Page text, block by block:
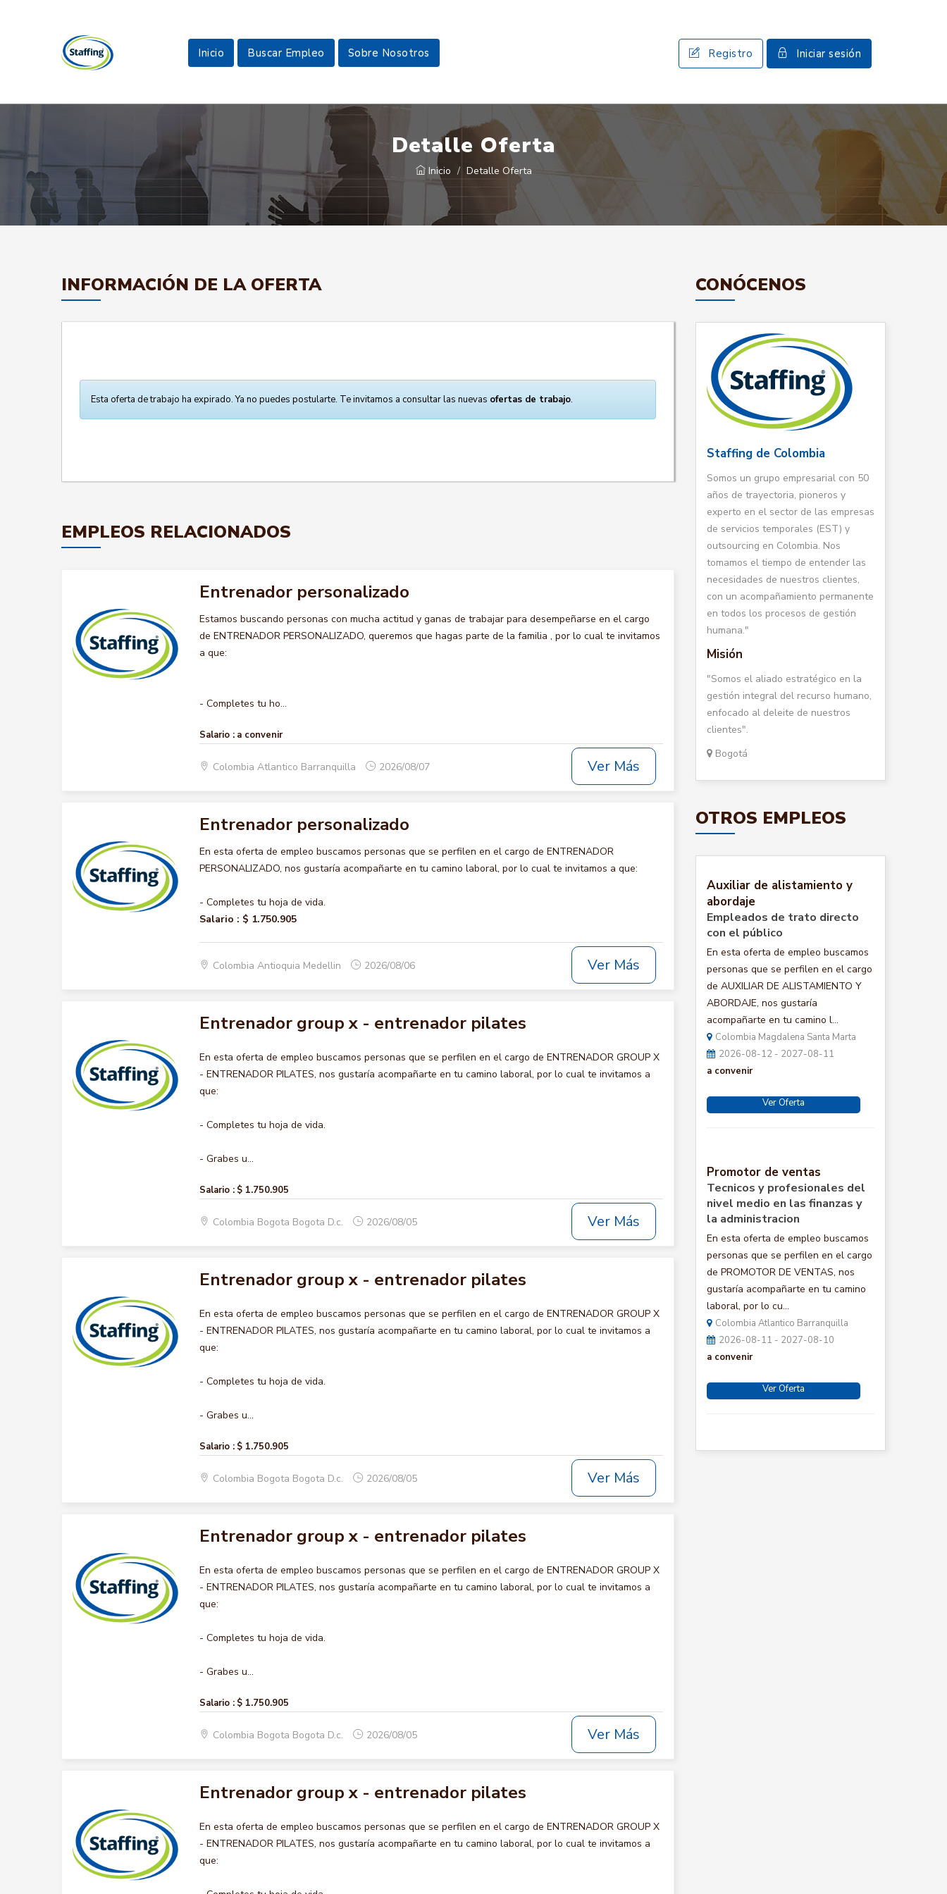
Inicio Buscar Empleo Sobre Nosotros Registro Iniciar sesión
Detalle Oferta
Inicio Detalle Oferta
INFORMACIÓN DE LA OFERTA
Esta oferta de trabajo ha expirado. Ya no puedes postularte. Te invitamos a consultar las nuevas ofertas de trabajo.
EMPLEOS RELACIONADOS
Entrenador personalizado
Estamos buscando personas con mucha actitud y ganas de trabajar para desempeñarse en el cargo
de ENTRENADOR PERSONALIZADO, queremos que hagas parte de la familia , por lo cual te invitamos
a que:
- Completes tu ho...
Salario : a convenir
Colombia Atlantico Barranquilla 2026/08/07 Ver Más
Entrenador personalizado
En esta oferta de empleo buscamos personas que se perfilen en el cargo de ENTRENADOR
PERSONALIZADO, nos gustaría acompañarte en tu camino laboral, por lo cual te invitamos a que:
- Completes tu hoja de vida.
Salario : $ 1.750.905
Colombia Antioquia Medellin 2026/08/06 Ver Más
Entrenador group x - entrenador pilates
En esta oferta de empleo buscamos personas que se perfilen en el cargo de ENTRENADOR GROUP X
- ENTRENADOR PILATES, nos gustaría acompañarte en tu camino laboral, por lo cual te invitamos a
que:
- Completes tu hoja de vida.
- Grabes u...
Salario : $ 1.750.905
Colombia Bogota Bogota D.c. 2026/08/05 Ver Más
Entrenador group x - entrenador pilates
En esta oferta de empleo buscamos personas que se perfilen en el cargo de ENTRENADOR GROUP X
- ENTRENADOR PILATES, nos gustaría acompañarte en tu camino laboral, por lo cual te invitamos a
que:
- Completes tu hoja de vida.
- Grabes u...
Salario : $ 1.750.905
Colombia Bogota Bogota D.c. 2026/08/05 Ver Más
Entrenador group x - entrenador pilates
En esta oferta de empleo buscamos personas que se perfilen en el cargo de ENTRENADOR GROUP X
- ENTRENADOR PILATES, nos gustaría acompañarte en tu camino laboral, por lo cual te invitamos a
que:
- Completes tu hoja de vida.
- Grabes u...
Salario : $ 1.750.905
Colombia Bogota Bogota D.c. 2026/08/05 Ver Más
Entrenador group x - entrenador pilates
En esta oferta de empleo buscamos personas que se perfilen en el cargo de ENTRENADOR GROUP X
- ENTRENADOR PILATES, nos gustaría acompañarte en tu camino laboral, por lo cual te invitamos a
que:
CONÓCENOS
Staffing de Colombia
Somos un grupo empresarial con 50
años de trayectoria, pioneros y
experto en el sector de las empresas
de servicios temporales (EST) y
outsourcing en Colombia. Nos
tomamos el tiempo de entender las
necesidades de nuestros clientes,
con un acompañamiento permanente
en todos los procesos de gestión
humana."
Misión
"Somos el aliado estratégico en la
gestión integral del recurso humano,
enfocado al deleite de nuestros
clientes".
Bogotá
OTROS EMPLEOS
Auxiliar de alistamiento y
abordaje
Empleados de trato directo
con el público
En esta oferta de empleo buscamos
personas que se perfilen en el cargo
de AUXILIAR DE ALISTAMIENTO Y
ABORDAJE, nos gustaría
acompañarte en tu camino l...
Colombia Magdalena Santa Marta
2026-08-12 - 2027-08-11
a convenir
Ver Oferta
Promotor de ventas
Tecnicos y profesionales del
nivel medio en las finanzas y
la administracion
En esta oferta de empleo buscamos
personas que se perfilen en el cargo
de PROMOTOR DE VENTAS, nos
gustaría acompañarte en tu camino
laboral, por lo cu...
Colombia Atlantico Barranquilla
2026-08-11 - 2027-08-10
a convenir
Ver Oferta